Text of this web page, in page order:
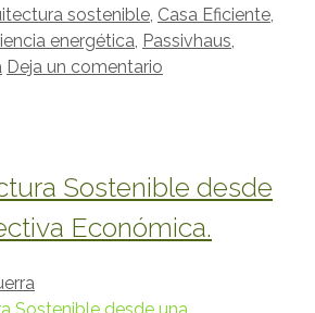
sostenible Casa Eficiente
energética Passivhaus
Deja un comentario
Sostenible desde
Económica.